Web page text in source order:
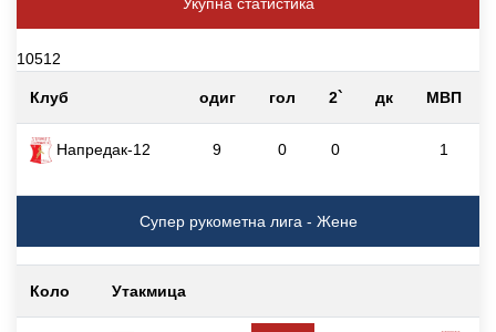
10512
Клуб одиг гол 2` дк МВП
Напредак-12 9 0 0 1
Супер рукометна лига - Жене
Коло Утакмица